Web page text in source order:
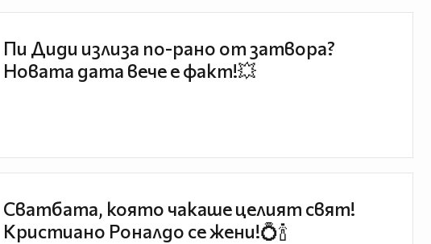
Пи Диди излиза по-рано от затвора?
Новата дата вече е факт!💥
Сватбата, която чакаше целият свят!
Кристиано Роналдо се жени!💍🍾